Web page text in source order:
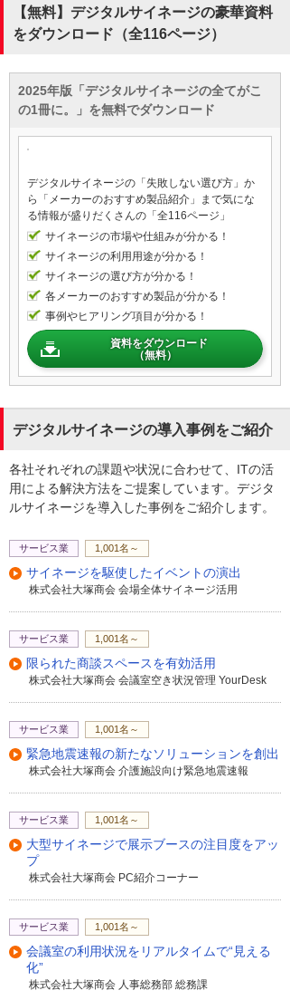
で、打ち合わせの時間とかも取れないし、
事務所に来て打ち合わせとかもできない
し、それにあと困っているのが、工場の
ンの支給とかがないので、それで、その
方々が特に情報の発信ができていない。
ような感じなんですかね。
例えばですけど、本社に1台デジタルサイネ
ージを入れていただく他に各拠点ごとにも
導入いただければ、本部様で管理者様を1名
設定していただければそこから各拠点に向
けて情報発信することも可能ですし、同じ
情報だけじゃなくて、その拠点ごとに必要
な情報というのもあると思うので、情報の
内容を変えて配信することも可能ですの
で、効率的に情報の共有も進みますし、サ
イネージでディスプレイなどで結構見られ
るとなると効率的に周知徹底も行えるかな
と思いますので、是非ご検討いただけたら
と思います。
社内で情報を収集してみます。
よろしくお願いします。
ありがとうございます。
【無料】デジタルサイネージの豪華資料
をダウンロード（全116ページ）
2025年版「デジタルサイネージの全てがこ
の1冊に。」を無料でダウンロード
デジタルサイネージの「失敗しない選び方」か
ら「メーカーのおすすめ製品紹介」まで気にな
る情報が盛りだくさんの「全116ページ」
サイネージの市場や仕組みが分かる！
サイネージの利用用途が分かる！
サイネージの選び方が分かる！
各メーカーのおすすめ製品が分かる！
事例やヒアリング項目が分かる！
資料をダウンロード
（無料）
デジタルサイネージの導入事例をご紹介
各社それぞれの課題や状況に合わせて、ITの活
用による解決方法をご提案しています。デジタ
ルサイネージを導入した事例をご紹介します。
サービス業 1,001名～
サイネージを駆使したイベントの演出
株式会社大塚商会 会場全体サイネージ活用
サービス業 1,001名～
限られた商談スペースを有効活用
株式会社大塚商会 会議室空き状況管理 YourDesk
サービス業 1,001名～
緊急地震速報の新たなソリューションを創出
株式会社大塚商会 介護施設向け緊急地震速報
サービス業 1,001名～
大型サイネージで展示ブースの注目度をアッ
プ
株式会社大塚商会 PC紹介コーナー
サービス業 1,001名～
会議室の利用状況をリアルタイムで“見える
化”
株式会社大塚商会 人事総務部 総務課